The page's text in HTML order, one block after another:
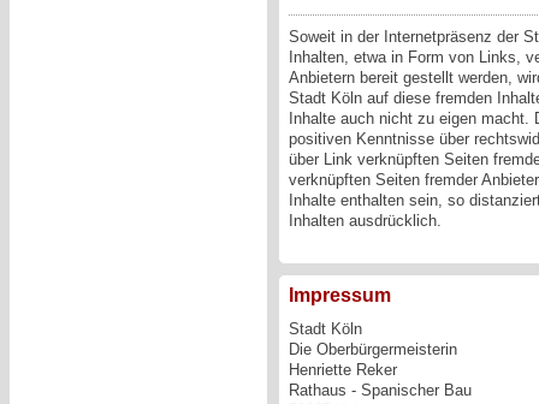
Soweit in der Internetpräsenz der
Inhalten, etwa in Form von Links,
Anbietern bereit gestellt werden,
Stadt Köln auf diese fremden
Inhalte auch nicht zu eigen
positiven Kenntnisse über
über Link verknüpften Seiten
verknüpften Seiten fremder
Inhalte enthalten sein, so
Inhalten ausdrücklich.
Impressum
Stadt Köln
Die Oberbürgermeisterin
Henriette Reker
Rathaus - Spanischer Bau